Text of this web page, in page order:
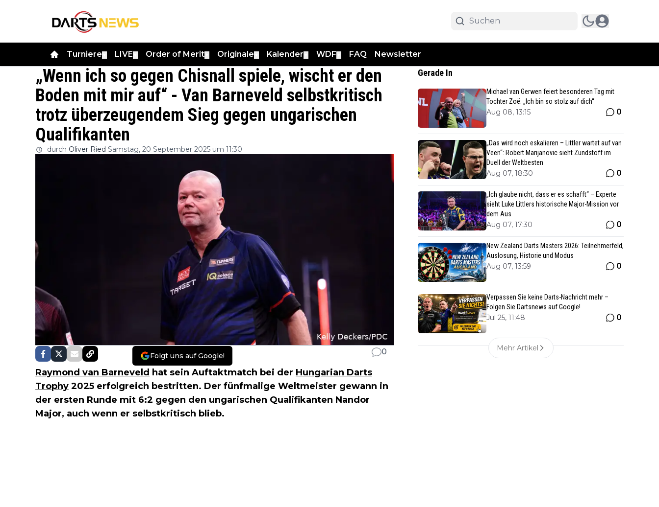
Turniere LIVE Order of Merit Originale Kalender WDF FAQ Newsletter
„Wenn ich so gegen Chisnall spiele, wischt er den
Boden mit mir auf“ - Van Barneveld selbstkritisch
trotz überzeugendem Sieg gegen ungarischen
Qualifikanten
durch Oliver Ried Samstag, 20 September 2025 um 11:30
Folgt uns auf Google! 0
Raymond van Barneveld hat sein Auftaktmatch bei der Hungarian Darts
Trophy 2025 erfolgreich bestritten. Der fünfmalige Weltmeister gewann in
der ersten Runde mit 6:2 gegen den ungarischen Qualifikanten Nandor
Major, auch wenn er selbstkritisch blieb.
Gerade In
Michael van Gerwen feiert besonderen Tag mit
Tochter Zoë: „Ich bin so stolz auf dich“
Aug 08, 13:15 0
„Das wird noch eskalieren – Littler wartet auf van
Veen“: Robert Marijanovic sieht Zündstoff im
Duell der Weltbesten
Aug 07, 18:30 0
„Ich glaube nicht, dass er es schafft“ – Experte
sieht Luke Littlers historische Major-Mission vor
dem Aus
Aug 07, 17:30 0
New Zealand Darts Masters 2026: Teilnehmerfeld,
Auslosung, Historie und Modus
Aug 07, 13:59 0
Verpassen Sie keine Darts-Nachricht mehr –
Folgen Sie Dartsnews auf Google!
Jul 25, 11:48 0
Mehr Artikel